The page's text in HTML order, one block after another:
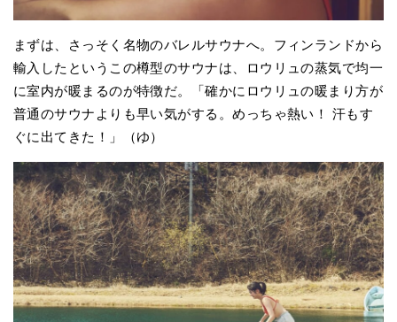
まずは、さっそく名物のバレルサウナへ。フィンランドから
輸入したというこの樽型のサウナは、ロウリュの蒸気で均一
に室内が暖まるのが特徴だ。「確かにロウリュの暖まり方が
普通のサウナよりも早い気がする。めっちゃ熱い！ 汗もす
ぐに出てきた！」（ゆ）